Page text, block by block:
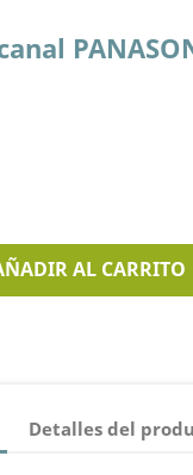
AL CARRITO
Detalles del